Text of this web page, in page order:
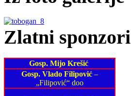
Zlatni sponzori
Gosp. Mijo Krešić
Gosp. Vlado Filipović –
„Filipović“ doo